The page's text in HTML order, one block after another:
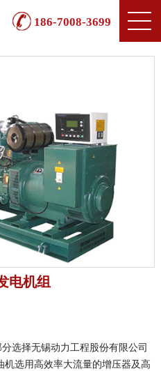
186-7008-3699
电机组
选择无锡动力工程股份有限公司
选用高效率大流量的增压器及高